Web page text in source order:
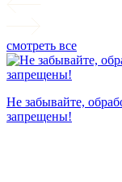
смотреть все
Не забывайте,
запрещены!